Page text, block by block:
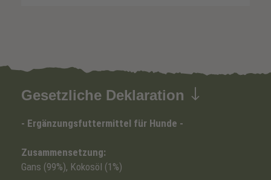
Gesetzliche Deklaration
- Ergänzungsfuttermittel für Hunde -
Zusammensetzung:
Gans (99%), Kokosöl (1%)